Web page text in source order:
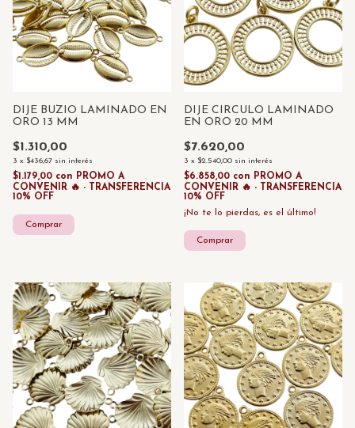
DIJE BUZIO LAMINADO EN
ORO 13 MM
$1.310,00
3 x $436,67 sin interés
$1.179,00 con PROMO A
CONVENIR 🔥 - TRANSFERENCIA
10% OFF
DIJE CIRCULO LAMINADO
EN ORO 20 MM
$7.620,00
3 x $2.540,00 sin interés
$6.858,00 con PROMO A
CONVENIR 🔥 - TRANSFERENCIA
10% OFF
¡No te lo pierdas, es el último!